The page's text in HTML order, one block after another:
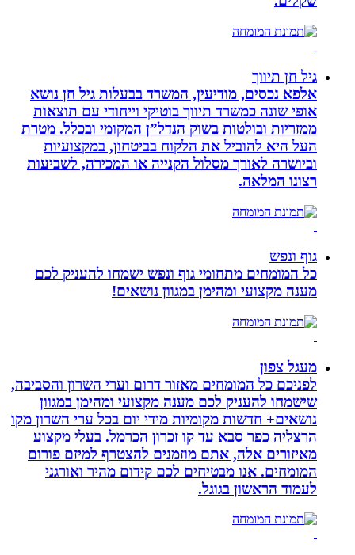
גיל חן תיווך
אלפא נכסים, מודיעין, המשרד בבעלות גיל חן נושא
אופי שונה כמשרד תיווך בוטיקי וייחודי עם תוצאות
ממזריות ובולטות בשוק הנדל”ן המקומי ובכלל. מטרת
העל היא להוביל את הלקוח בביטחון, במקצועיות
וביושרה לאורך מסלול הקנייה או המכירה, לשביעות
רצונו המלאה.
גוף ונפש
כל המומחים מתחומי גוף ונפש ישמחו להעניק לכם
מענה מקצועי ומהימן במגוון נושאים!
מעגל צפון
לפניכם כל המומחים מאזור דרום וערי השרון והסביבה,
שישמחו להעניק לכם מענה מקצועי ומהימן במגוון
נושאים+ חדשות מקומיות מידי יום בכל ערי השרון מקו
הרצליה כפר סבא עד קו זכרון הכרמל. בעלי מקצוע
מאיזורים אלה, אתם מוזמנים להצטרף למיזם פורום
המומחים. אנו מבטיחים לכם קידום מהיר ואורגני
לעמוד הראשון בגוגל.